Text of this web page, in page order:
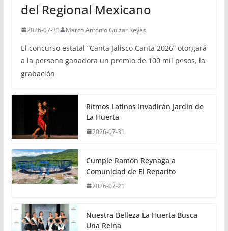
del Regional Mexicano
2026-07-31 Marco Antonio Guizar Reyes
El concurso estatal “Canta Jalisco Canta 2026” otorgará
a la persona ganadora un premio de 100 mil pesos, la
grabación
Ritmos Latinos Invadirán Jardín de
La Huerta
2026-07-31
Cumple Ramón Reynaga a
Comunidad de El Reparito
2026-07-21
Nuestra Belleza La Huerta Busca
Una Reina